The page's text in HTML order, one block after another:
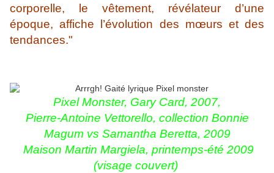
corporelle, le vêtement, révélateur d’une
époque, affiche l’évolution des mœurs et des
tendances."
Pixel Monster, Gary Card, 2007,
Pierre-Antoine Vettorello, collection Bonnie
Magum vs Samantha Beretta, 2009
Maison Martin Margiela, printemps-été 2009
(visage couvert)